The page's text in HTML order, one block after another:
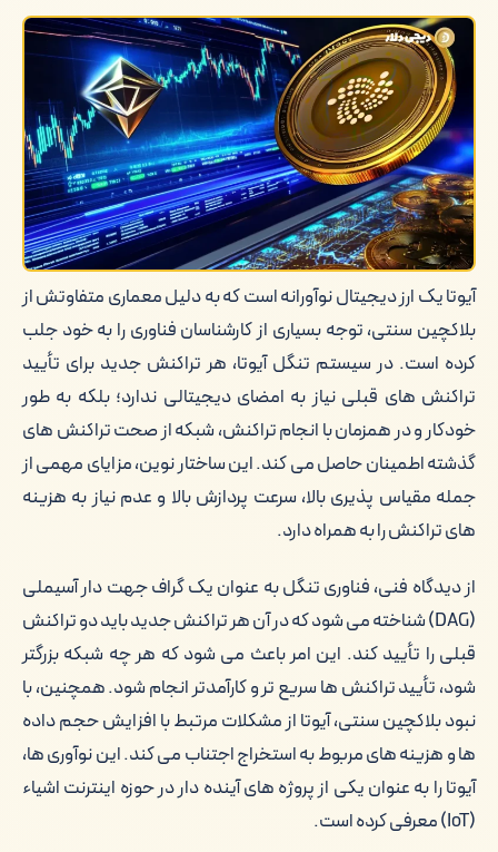
معرفی صرافی امن دیجی دلار
چشم انداز پیش بینی قیمت آیوتا
کلام آخر
آیوتا یک ارز دیجیتال نوآورانه است که به دلیل معماری متفاوتش از
بلاکچین سنتی، توجه بسیاری از کارشناسان فناوری را به خود جلب
کرده است. در سیستم تنگل آیوتا، هر تراکنش جدید برای تأیید
تراکنش های قبلی نیاز به امضای دیجیتالی ندارد؛ بلکه به طور
خودکار و در همزمان با انجام تراکنش، شبکه از صحت تراکنش های
گذشته اطمینان حاصل می کند. این ساختار نوین، مزایای مهمی از
جمله مقیاس پذیری بالا، سرعت پردازش بالا و عدم نیاز به هزینه
های تراکنش را به همراه دارد.
از دیدگاه فنی، فناوری تنگل به عنوان یک گراف جهت دار آسیملی
(DAG) شناخته می شود که در آن هر تراکنش جدید باید دو تراکنش
قبلی را تأیید کند. این امر باعث می شود که هر چه شبکه بزرگتر
شود، تأیید تراکنش ها سریع تر و کارآمدتر انجام شود. همچنین، با
نبود بلاکچین سنتی، آیوتا از مشکلات مرتبط با افزایش حجم داده
ها و هزینه های مربوط به استخراج اجتناب می کند. این نوآوری ها،
آیوتا را به عنوان یکی از پروژه های آینده دار در حوزه اینترنت اشیاء
(IoT) معرفی کرده است.